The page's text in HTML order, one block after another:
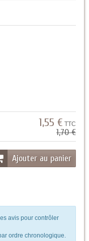
1,55 € TTC
1,70 €
Ajouter au panier
avis pour contrôler
ordre chronologique.